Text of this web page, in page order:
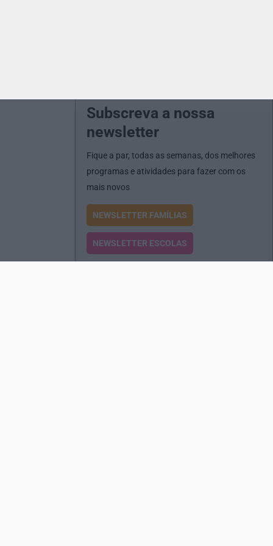
Subscreva a nossa
newsletter
Fique a par, todas as semanas, dos melhores
programas e atividades para fazer com os
mais novos
NEWSLETTER FAMÍLIAS
NEWSLETTER ESCOLAS